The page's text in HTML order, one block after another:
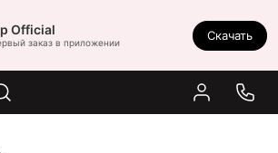
Official
заказ в приложении
Скачать